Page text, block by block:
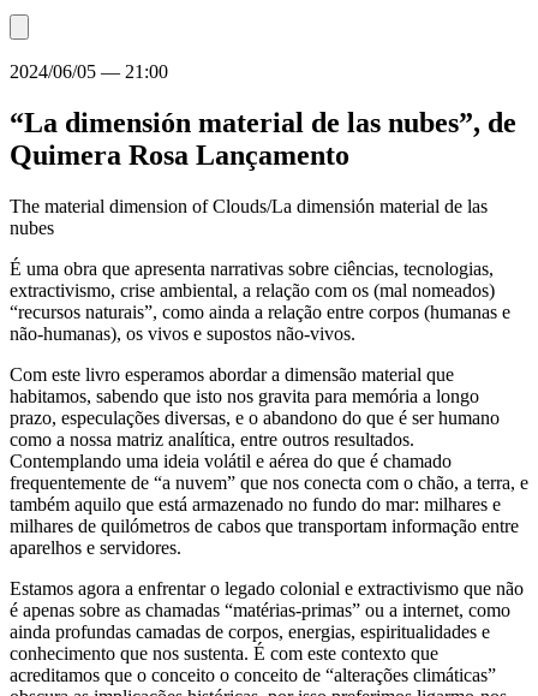
2024/06/05 — 21:00
“La dimensión material de las nubes”, de
Quimera Rosa Lançamento
The material dimension of Clouds/La dimensión material de las
nubes
É uma obra que apresenta narrativas sobre ciências, tecnologias,
extractivismo, crise ambiental, a relação com os (mal nomeados)
“recursos naturais”, como ainda a relação entre corpos (humanas e
não-humanas), os vivos e supostos não-vivos.
Com este livro esperamos abordar a dimensão material que
habitamos, sabendo que isto nos gravita para memória a longo
prazo, especulações diversas, e o abandono do que é ser humano
como a nossa matriz analítica, entre outros resultados.
Contemplando uma ideia volátil e aérea do que é chamado
frequentemente de “a nuvem” que nos conecta com o chão, a terra, e
também aquilo que está armazenado no fundo do mar: milhares e
milhares de quilómetros de cabos que transportam informação entre
aparelhos e servidores.
Estamos agora a enfrentar o legado colonial e extractivismo que não
é apenas sobre as chamadas “matérias-primas” ou a internet, como
ainda profundas camadas de corpos, energias, espiritualidades e
conhecimento que nos sustenta. É com este contexto que
acreditamos que o conceito o conceito de “alterações climáticas”